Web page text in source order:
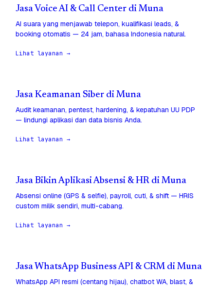
Jasa Voice AI & Call Center di Muna
AI suara yang menjawab telepon, kualifikasi leads, &
booking otomatis — 24 jam, bahasa Indonesia natural.
Lihat layanan →
Jasa Keamanan Siber di Muna
Audit keamanan, pentest, hardening, & kepatuhan UU PDP
— lindungi aplikasi dan data bisnis Anda.
Lihat layanan →
Jasa Bikin Aplikasi Absensi & HR di Muna
Absensi online (GPS & selfie), payroll, cuti, & shift — HRIS
custom milik sendiri, multi-cabang.
Lihat layanan →
Jasa WhatsApp Business API & CRM di Muna
WhatsApp API resmi (centang hijau), chatbot WA, blast, &